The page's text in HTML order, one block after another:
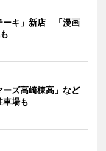
ーキ」新店 「漫画
ズ高崎棟高」など
車場も